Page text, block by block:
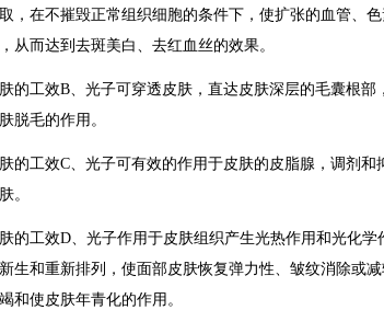
，在不摧毁正常组织细胞的条件下，使扩张的血管、
从而达到去斑美白、去红血丝的效果。
工效B、光子可穿透皮肤，直达皮肤深层的毛囊根部
脱毛的作用。
工效C、光子可有效的作用于皮肤的皮脂腺，调剂和
。
工效D、光子作用于皮肤组织产生光热作用和光化学
生和重新排列，使面部皮肤恢复弹力性、皱纹消除或
和使皮肤年青化的作用。